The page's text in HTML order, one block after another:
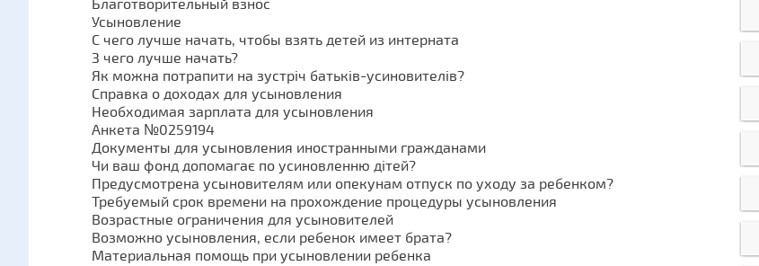
Благотворительный взнос
Усыновление
С чего лучше начать, чтобы взять детей из интерната
З чего лучше начать?
Як можна потрапити на зустріч батьків-усиновителів?
Справка о доходах для усыновления
Необходимая зарплата для усыновления
Анкета №0259194
Документы для усыновления иностранными гражданами
Чи ваш фонд допомагає по усиновленню дітей?
Предусмотрена усыновителям или опекунам отпуск по уходу за ребенком?
Требуемый срок времени на прохождение процедуры усыновления
Возрастные ограничения для усыновителей
Возможно усыновления, если ребенок имеет брата?
Материальная помощь при усыновлении ребенка